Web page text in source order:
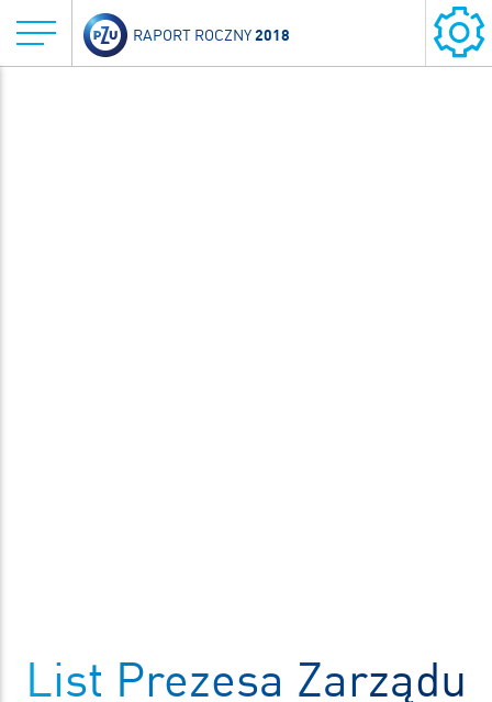
RAPORT ROCZNY2018
List Prezesa Zarządu